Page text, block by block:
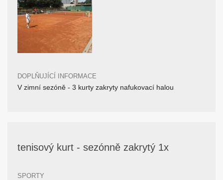
DOPLŇUJÍCÍ INFORMACE
V zimní sezóně - 3 kurty zakryty nafukovací halou
tenisový kurt - sezónně zakrytý 1x
SPORTY